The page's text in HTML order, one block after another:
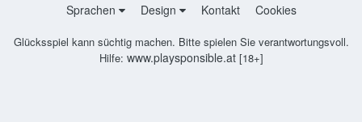
Sprachen Design Kontakt Cookies
Glücksspiel kann süchtig machen. Bitte spielen Sie verantwortungsvoll.
Hilfe: www.playsponsible.at[18+]